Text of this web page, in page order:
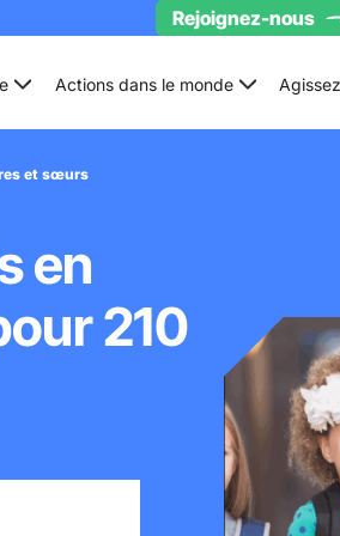
Rejoignez-nous
Actions dans le monde
et sœurs
en
210